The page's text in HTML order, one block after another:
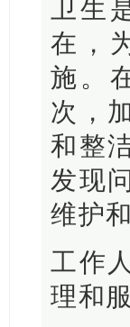
卫生
在，
施。
次，
和整
发现
维护
工作
理和